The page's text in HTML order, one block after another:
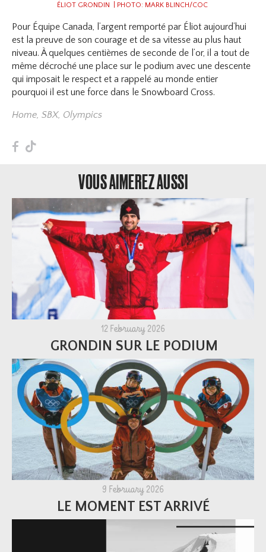
ÉLIOT GRONDIN | PHOTO: MARK BLINCH/COC
Pour Équipe Canada, l’argent remporté par Éliot aujourd’hui
est la preuve de son courage et de sa vitesse au plus haut
niveau. À quelques centièmes de seconde de l’or, il a tout de
même décroché une place sur le podium avec une descente
qui imposait le respect et a rappelé au monde entier
pourquoi il est une force dans le Snowboard Cross.
Home ,SBX, Olympics
F T
VOUS AIMEREZ AUSSI
12 February 2026
GRONDIN SUR LE PODIUM
9 February 2026
LE MOMENT EST ARRIVÉ